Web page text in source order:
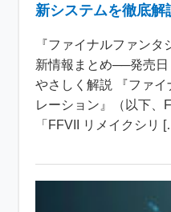
新システムを徹底解
『ファイナルファン
新情報まとめ──発売
やさしく解説 『ファ
レーション』（以下、
「FFVII リメイクシリ